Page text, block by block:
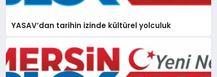
YASAV’dan tarihin izinde kültürel yolculuk